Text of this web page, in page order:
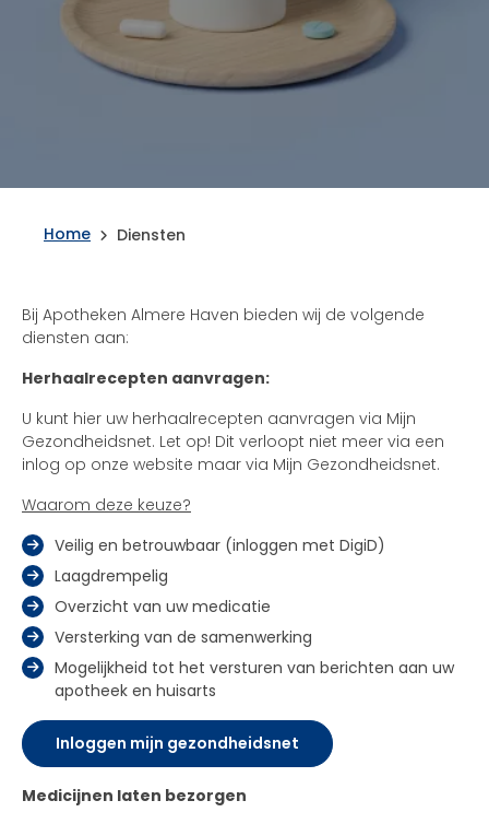
Home Diensten
Bij Apotheken Almere Haven bieden wij de volgende
diensten aan:
Herhaalrecepten aanvragen:
U kunt hier uw herhaalrecepten aanvragen via Mijn
Gezondheidsnet. Let op! Dit verloopt niet meer via een
inlog op onze website maar via Mijn Gezondheidsnet.
Waarom deze keuze?
Veilig en betrouwbaar (inloggen met DigiD)
Laagdrempelig
Overzicht van uw medicatie
Versterking van de samenwerking
Mogelijkheid tot het versturen van berichten aan uw
apotheek en huisarts
Inloggen mijn gezondheidsnet
Medicijnen laten bezorgen